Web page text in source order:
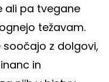
ali pa tvegane
težavam.
soočajo z dolgovi,
in